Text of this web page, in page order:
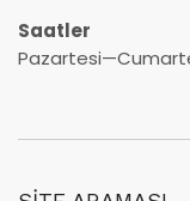
Saatler